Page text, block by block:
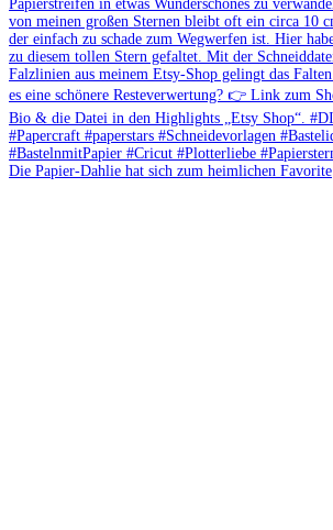
Die Papier-Dahlie hat sich zum heimlichen Favorite